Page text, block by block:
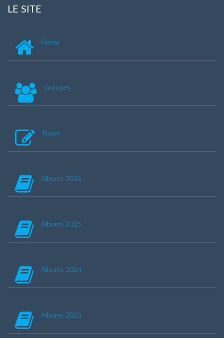
LE SITE
Home
Groupes
News
Albums 2026
Albums 2025
Albums 2024
Albums 2023